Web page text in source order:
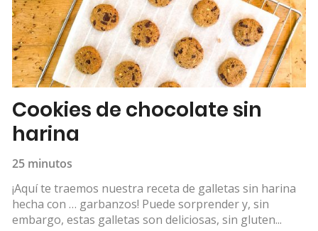
Cookies de chocolate sin
harina
25 minutos
¡Aquí te traemos nuestra receta de galletas sin harina
hecha con … garbanzos! Puede sorprender y, sin
embargo, estas galletas son deliciosas, sin gluten...